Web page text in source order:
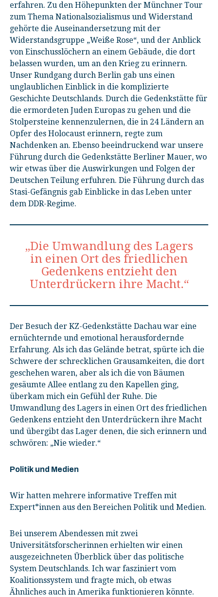
erfahren. Zu den Höhepunkten der Münchner Tour
zum Thema Nationalsozialismus und Widerstand
gehörte die Auseinandersetzung mit der
Widerstandsgruppe „Weiße Rose“, und der Anblick
von Einschusslöchern an einem Gebäude, die dort
belassen wurden, um an den Krieg zu erinnern.
Unser Rundgang durch Berlin gab uns einen
unglaublichen Einblick in die komplizierte
Geschichte Deutschlands. Durch die Gedenkstätte für
die ermordeten Juden Europas zu gehen und die
Stolpersteine kennenzulernen, die in 24 Ländern an
Opfer des Holocaust erinnern, regte zum
Nachdenken an. Ebenso beeindruckend war unsere
Führung durch die Gedenkstätte Berliner Mauer, wo
wir etwas über die Auswirkungen und Folgen der
Deutschen Teilung erfuhren. Die Führung durch das
Stasi-Gefängnis gab Einblicke in das Leben unter
dem DDR-Regime.
„Die Umwandlung des Lagers
in einen Ort des friedlichen
Gedenkens entzieht den
Unterdrückern ihre Macht.“
Der Besuch der KZ-Gedenkstätte Dachau war eine
ernüchternde und emotional herausfordernde
Erfahrung. Als ich das Gelände betrat, spürte ich die
Schwere der schrecklichen Grausamkeiten, die dort
geschehen waren, aber als ich die von Bäumen
gesäumte Allee entlang zu den Kapellen ging,
überkam mich ein Gefühl der Ruhe. Die
Umwandlung des Lagers in einen Ort des friedlichen
Gedenkens entzieht den Unterdrückern ihre Macht
und übergibt das Lager denen, die sich erinnern und
schwören: „Nie wieder.“
Politik und Medien
Wir hatten mehrere informative Treffen mit
Expert*innen aus den Bereichen Politik und Medien.
Bei unserem Abendessen mit zwei
Universitätsforscherinnen erhielten wir einen
ausgezeichneten Überblick über das politische
System Deutschlands. Ich war fasziniert vom
Koalitionssystem und fragte mich, ob etwas
Ähnliches auch in Amerika funktionieren könnte.